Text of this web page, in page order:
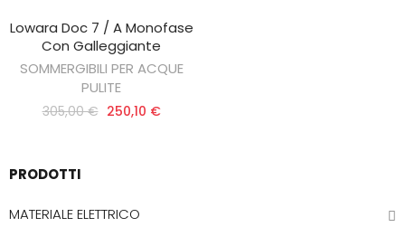
AGGIUNGI AL CARRELLO
Lowara Doc 7 / A Monofase
Con Galleggiante
SOMMERGIBILI PER ACQUE
PULITE
305,00 € 250,10 €
PRODOTTI
MATERIALE ELETTRICO